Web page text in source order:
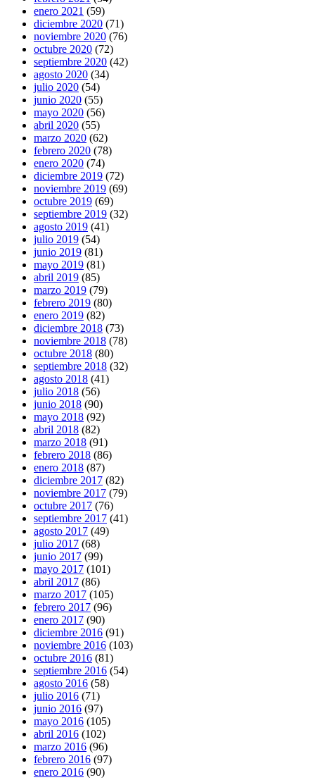
enero 2021 (59)
diciembre 2020 (71)
noviembre 2020 (76)
octubre 2020 (72)
septiembre 2020 (42)
agosto 2020 (34)
julio 2020 (54)
junio 2020 (55)
mayo 2020 (56)
abril 2020 (55)
marzo 2020 (62)
febrero 2020 (78)
enero 2020 (74)
diciembre 2019 (72)
noviembre 2019 (69)
octubre 2019 (69)
septiembre 2019 (32)
agosto 2019 (41)
julio 2019 (54)
junio 2019 (81)
mayo 2019 (81)
abril 2019 (85)
marzo 2019 (79)
febrero 2019 (80)
enero 2019 (82)
diciembre 2018 (73)
noviembre 2018 (78)
octubre 2018 (80)
septiembre 2018 (32)
agosto 2018 (41)
julio 2018 (56)
junio 2018 (90)
mayo 2018 (92)
abril 2018 (82)
marzo 2018 (91)
febrero 2018 (86)
enero 2018 (87)
diciembre 2017 (82)
noviembre 2017 (79)
octubre 2017 (76)
septiembre 2017 (41)
agosto 2017 (49)
julio 2017 (68)
junio 2017 (99)
mayo 2017 (101)
abril 2017 (86)
marzo 2017 (105)
febrero 2017 (96)
enero 2017 (90)
diciembre 2016 (91)
noviembre 2016 (103)
octubre 2016 (81)
septiembre 2016 (54)
agosto 2016 (58)
julio 2016 (71)
junio 2016 (97)
mayo 2016 (105)
abril 2016 (102)
marzo 2016 (96)
febrero 2016 (97)
enero 2016 (90)